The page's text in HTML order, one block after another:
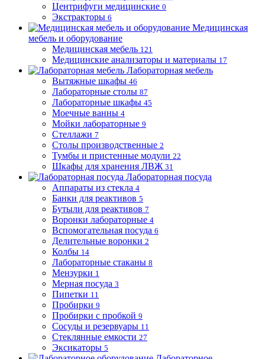
Центрифуги медицинские 0
Экстракторы 6
Медицинская
мебель и оборудование
Медицинская мебель 121
Медицинские анализаторы и материалы 17
Лабораторная мебель
Вытяжные шкафы 46
Лабораторные столы 87
Лабораторные шкафы 45
Моечные ванны 4
Мойки лабораторные 9
Стеллажи 7
Столы производственные 2
Тумбы и пристенные модули 22
Шкафы для хранения ЛВЖ 31
Лабораторная посуда
Аппараты из стекла 4
Банки для реактивов 5
Бутыли для реактивов 7
Воронки лабораторные 4
Вспомогательная посуда 6
Делительные воронки 2
Колбы 14
Лабораторные стаканы 8
Мензурки 1
Мерная посуда 3
Пипетки 11
Пробирки 9
Пробирки с пробкой 9
Сосуды и резервуары 11
Стеклянные емкости 27
Эксикаторы 5